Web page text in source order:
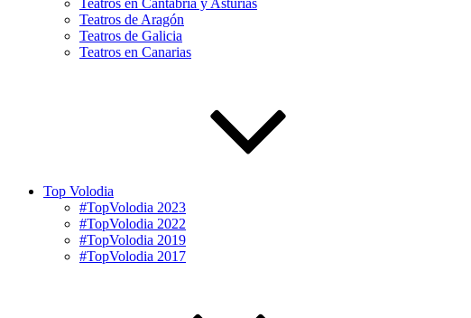
Teatros en Cantabria y Asturias
Teatros de Aragón
Teatros de Galicia
Teatros en Canarias
Top Volodia
#TopVolodia 2023
#TopVolodia 2022
#TopVolodia 2019
#TopVolodia 2017